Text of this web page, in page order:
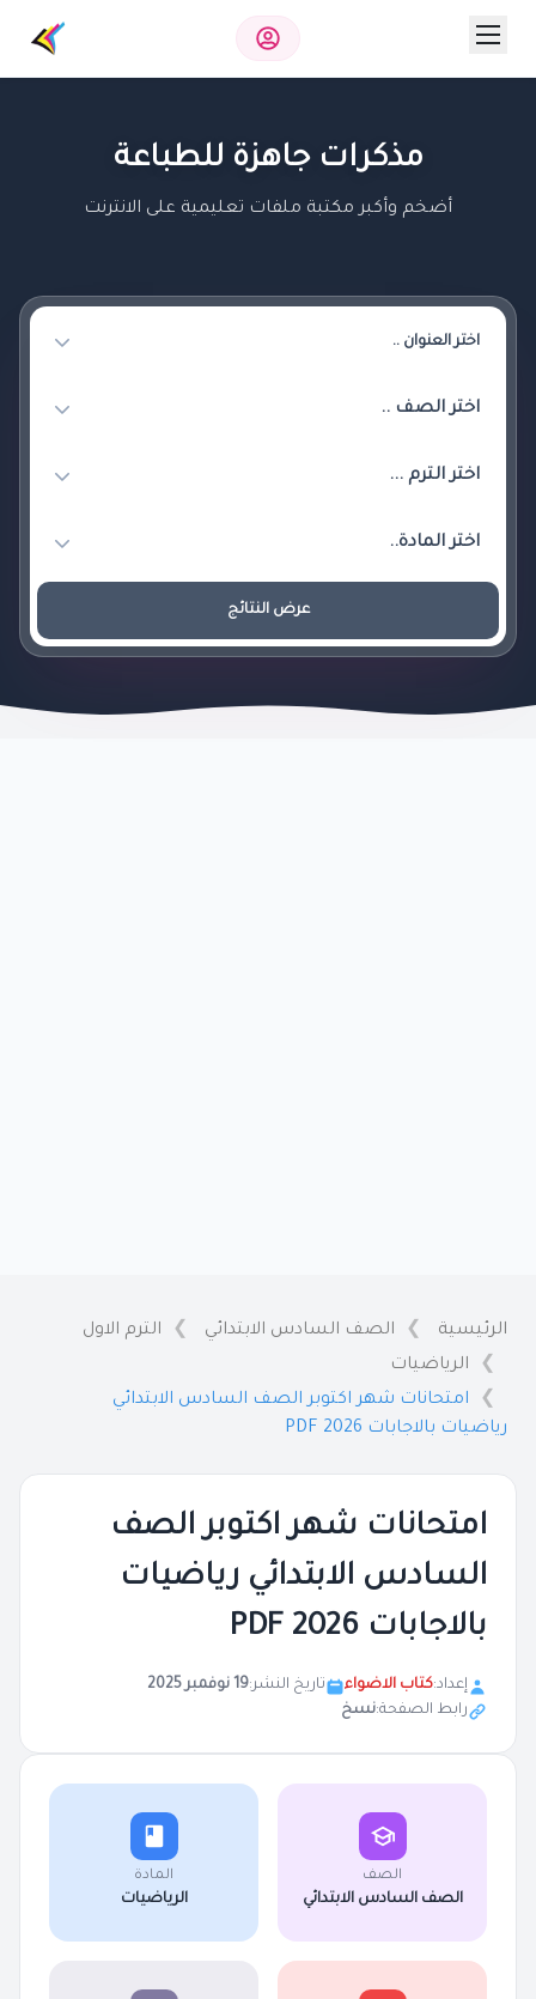
مذكرات جاهزة للطباعة
أضخم وأكبر مكتبة ملفات تعليمية على الانترنت
عرض النتائج
الرئيسية الصف السادس الابتدائي
الترم الاول
الرياضيات
امتحانات شهر اكتوبر الصف السادس الابتدائي
رياضيات بالاجابات 2026 PDF
امتحانات شهر اكتوبر الصف
السادس الابتدائي رياضيات
بالاجابات 2026 PDF
إعداد:كتاب الاضواء تاريخ النشر:19 نوفمبر 2025
رابط الصفحة:نسخ
الصف
الصف السادس الابتدائي
المادة
الرياضيات